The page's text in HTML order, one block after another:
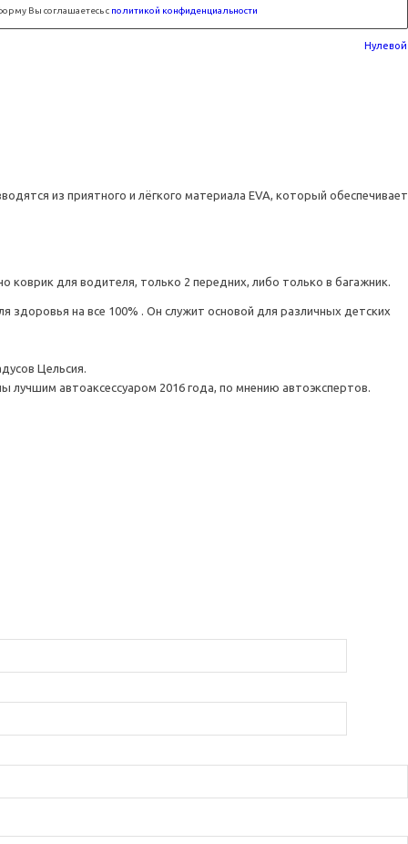
Нулевой
Вы соглашаетесь с политикой конфиденциальности
из приятного и лёгкого материала EVA, который обеспечивает
для водителя, только 2 передних, либо только в багажник.
здоровья на все 100% . Он служит основой для различных детских
Цельсия.
лучшим автоаксессуаром 2016 года, по мнению автоэкспертов.